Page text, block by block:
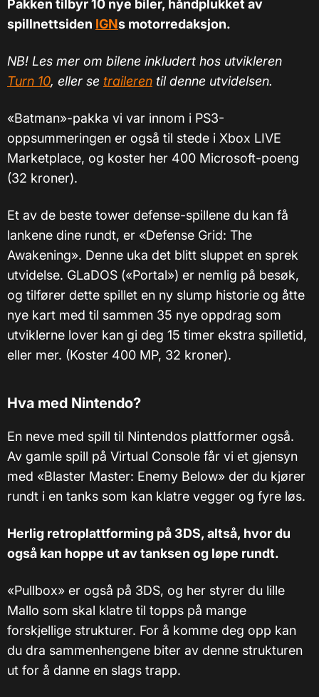
Pakken tilbyr 10 nye biler, håndplukket av
spillnettsiden IGNs motorredaksjon.
NB! Les mer om bilene inkludert hos utvikleren
Turn 10, eller se traileren til denne utvidelsen.
«Batman»-pakka vi var innom i PS3-
oppsummeringen er også til stede i Xbox LIVE
Marketplace, og koster her 400 Microsoft-poeng
(32 kroner).
Et av de beste tower defense-spillene du kan få
lankene dine rundt, er «Defense Grid: The
Awakening». Denne uka det blitt sluppet en sprek
utvidelse. GLaDOS («Portal») er nemlig på besøk,
og tilfører dette spillet en ny slump historie og åtte
nye kart med til sammen 35 nye oppdrag som
utviklerne lover kan gi deg 15 timer ekstra spilletid,
eller mer. (Koster 400 MP, 32 kroner).
Hva med Nintendo?
En neve med spill til Nintendos plattformer også.
Av gamle spill på Virtual Console får vi et gjensyn
med «Blaster Master: Enemy Below» der du kjører
rundt i en tanks som kan klatre vegger og fyre løs.
Herlig retroplattforming på 3DS, altså, hvor du
også kan hoppe ut av tanksen og løpe rundt.
«Pullbox» er også på 3DS, og her styrer du lille
Mallo som skal klatre til topps på mange
forskjellige strukturer. For å komme deg opp kan
du dra sammenhengene biter av denne strukturen
ut for å danne en slags trapp.